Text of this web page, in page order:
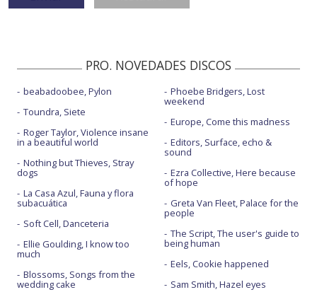
PRO. NOVEDADES DISCOS
beabadoobee, Pylon
Toundra, Siete
Roger Taylor, Violence insane
in a beautiful world
Nothing but Thieves, Stray
dogs
La Casa Azul, Fauna y flora
subacuática
Soft Cell, Danceteria
Ellie Goulding, I know too
much
Blossoms, Songs from the
wedding cake
Phoebe Bridgers, Lost
weekend
Europe, Come this madness
Editors, Surface, echo &
sound
Ezra Collective, Here because
of hope
Greta Van Fleet, Palace for the
people
The Script, The user's guide to
being human
Eels, Cookie happened
Sam Smith, Hazel eyes